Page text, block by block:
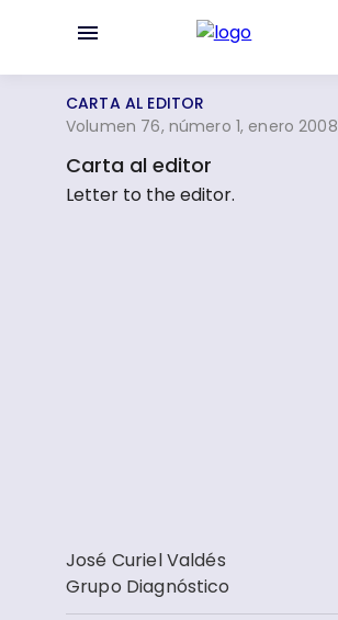
CARTA AL EDITOR
Volumen 76, número 1, enero 2008
Carta al editor
Letter to the editor.
José Curiel Valdés
Grupo Diagnóstico